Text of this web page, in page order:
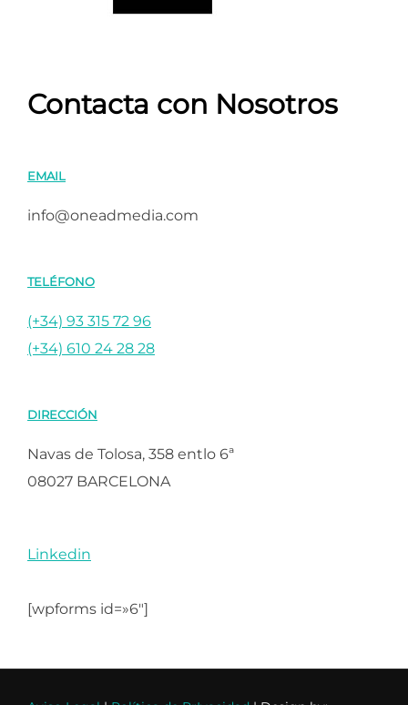
Contacta con Nosotros
EMAIL
info@oneadmedia.com
TELÉFONO
(+34) 93 315 72 96
(+34) 610 24 28 28
DIRECCIÓN
Navas de Tolosa, 358 entlo 6ª
08027 BARCELONA
Linkedin
[wpforms id=»6″]